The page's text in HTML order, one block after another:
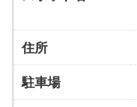
住所
駐車場